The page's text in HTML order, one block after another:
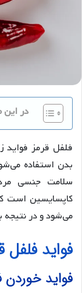
در این
فلفل قرمز فواید
بدن استفاده
سلامت جنسی
کاپسایسین است
می‌شود و در نتیجه
فواید فلفل
فواید